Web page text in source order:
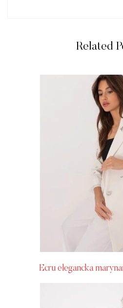
Related
Ecru elegancka